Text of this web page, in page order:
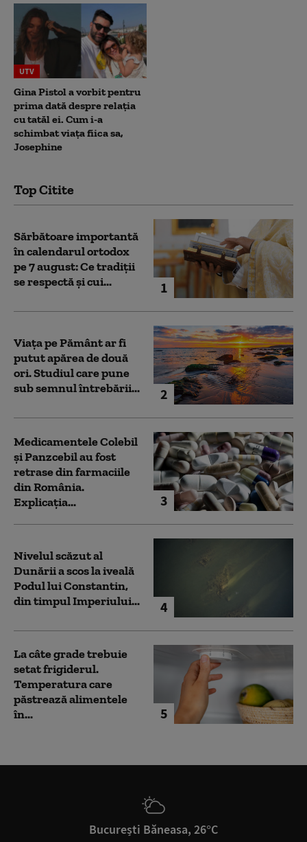
UTV
Gina Pistol a vorbit pentru
prima dată despre relația
cu tatăl ei. Cum i-a
schimbat viața fiica sa,
Josephine
Top Citite
1
Sărbătoare importantă
în calendarul ortodox
pe 7 august: Ce tradiții
se respectă și cui...
2
Viața pe Pământ ar fi
putut apărea de două
ori. Studiul care pune
sub semnul întrebării...
3
Medicamentele Colebil
și Panzcebil au fost
retrase din farmaciile
din România.
Explicația...
4
Nivelul scăzut al
Dunării a scos la iveală
Podul lui Constantin,
din timpul Imperiului...
5
La câte grade trebuie
setat frigiderul.
Temperatura care
păstrează alimentele
în...
București Băneasa, 26°C